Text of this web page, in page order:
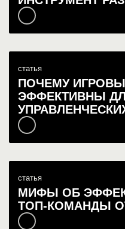
статья
ПОЧЕМУ
ЭФФЕКТИВНЫ
статья
МИФЫ ОБ
ТОП-КОМАНДЫ ОТ